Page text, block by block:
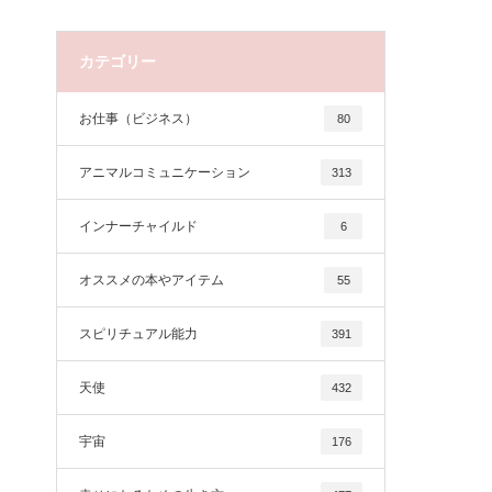
カテゴリー
お仕事（ビジネス） 80
アニマルコミュニケーション 313
インナーチャイルド 6
オススメの本やアイテム 55
スピリチュアル能力 391
天使 432
宇宙 176